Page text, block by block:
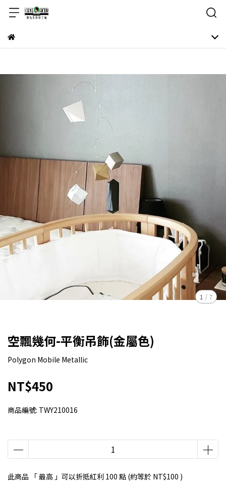
1 / 7
空飄幾何-平衡吊飾(金屬色)
Polygon Mobile Metallic
NT$450
商品編號: TWY210016
此商品 「 最高 」可以折抵紅利 100 點 (約等於 NT$100 )